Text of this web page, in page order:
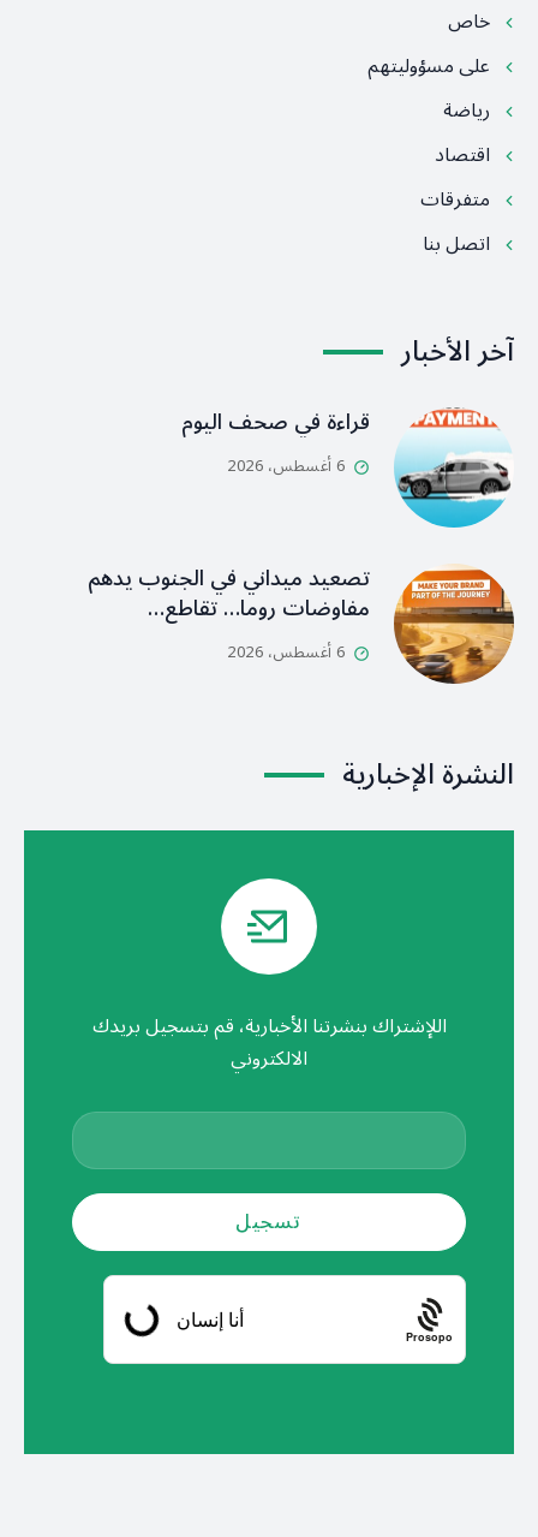
خاص
على مسؤوليتهم
رياضة
اقتصاد
متفرقات
اتصل بنا
آخر الأخبار
قراءة في صحف اليوم
6 أغسطس، 2026
تصعيد ميداني في الجنوب يدهم
مفاوضات روما… تقاطع…
6 أغسطس، 2026
النشرة الإخبارية
اللإشتراك بنشرتنا الأخبارية، قم بتسجيل بريدك
الالكتروني
Prosopo